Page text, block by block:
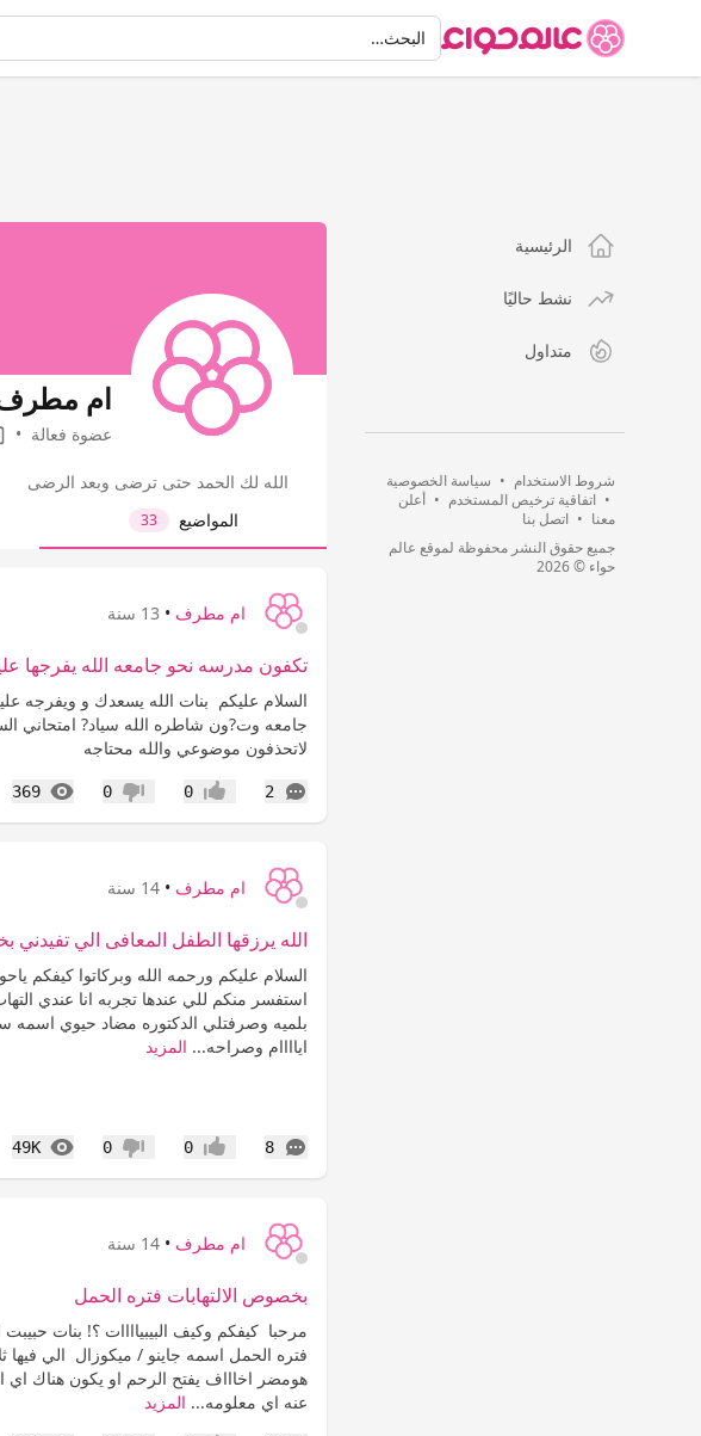
البحثالبحث…
الرئيسية
نشط حاليًا
متداول
شروط الاستخدام • سياسة الخصوصية
• اتفاقية ترخيص المستخدم • أعلن
معنا • اتصل بنا
جميع حقوق النشر محفوظة لموقع عالم
حواء © 2026
ام
عضوة فعالة •
الله لك الحمد حتى ترضى وبعد الرضى
المواضيع
33
ام مطرف • 13 سنة
تكفون مدرسه نحو جامعه الله يفرجها
السلام عليكم بنات الله يسعدك و ويفرجه
جامعه وت?ون شاطره الله سياد? امتحاني
لاتحذفون موضوعي والله محتاجه
2
التعليقات إعجاب0 عدم إعجاب
0
369
المشاهدات
ام مطرف • 14 سنة
الله يرزقها الطفل المعافى الي
السلام عليكم ورحمه الله وبركاتوا كيفكم
اياااام وصراحه... المزيد
8
التعليقات إعجاب0 عدم إعجاب
0
49K
المشاهدات
ام مطرف • 14 سنة
بخصوص الالتهابات فتره الحمل
مرحبا كيفكم وكيف البيبياااات ؟! بنات
فتره الحمل اسمه جاينو / ميكوزال الي فيها
هومضر اخاااف يفتح الرحم او يكون هناك اي
عنه اي معلومه... المزيد